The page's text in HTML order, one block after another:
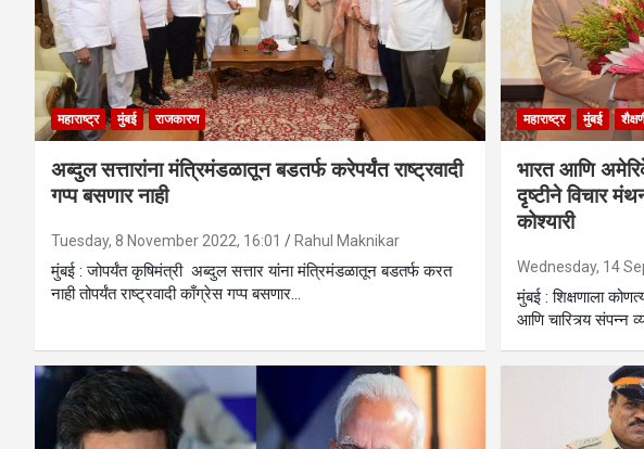
महाराष्ट्र मुंबई राजकारण
अब्दुल सत्तारांना मंत्रिमंडळातून बडतर्फ करेपर्यंत राष्ट्रवादी
गप्प बसणार नाही
Tuesday, 8 November 2022, 16:01 Rahul Maknikar
मुंबई : जोपर्यंत कृषिमंत्री अब्दुल सत्तार यांना मंत्रिमंडळातून बडतर्फ करत
नाही तोपर्यंत राष्ट्रवादी काँग्रेस गप्प बसणार…
महाराष्ट्र मुंबई
भारत आणि
दृष्टीने विचार
कोश्यारी
Wednesday, 14
मुंबई : शिक्षणाला
आणि चारित्र्य संपन्न